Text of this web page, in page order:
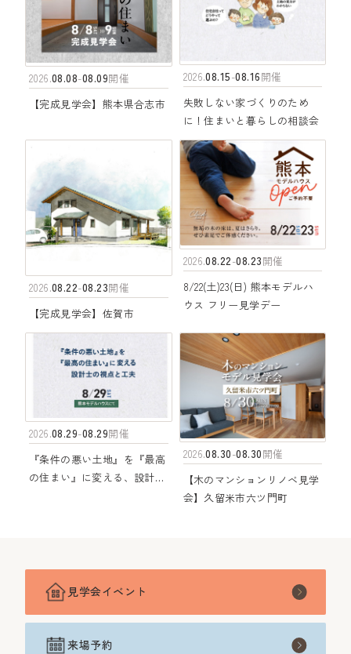
2026.08.08-08.09開催
【完成見学会】熊本県合志市
2026.08.15-08.16開催
失敗しない家づくりのため
に！住まいと暮らしの相談会
2026.08.22-08.23開催
【完成見学会】佐賀市
2026.08.22-08.23開催
8/22(土)23(日) 熊本モデルハ
ウス フリー見学デー
2026.08.29-08.29開催
『条件の悪い土地』を『最高
の住まい』に変える、設計士
2026.08.30-08.30開催
【木のマンションリノベ見学
会】久留米市六ツ門町
見学会イベント
来場予約